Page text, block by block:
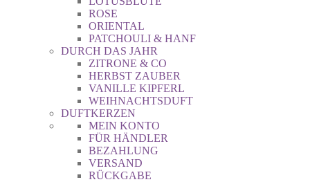
ROSE
ORIENTAL
PATCHOULI & HANF
DURCH DAS JAHR
ZITRONE & CO
HERBST ZAUBER
VANILLE KIPFERL
WEIHNACHTSDUFT
DUFTKERZEN
MEIN KONTO
FÜR HÄNDLER
BEZAHLUNG
VERSAND
RÜCKGABE